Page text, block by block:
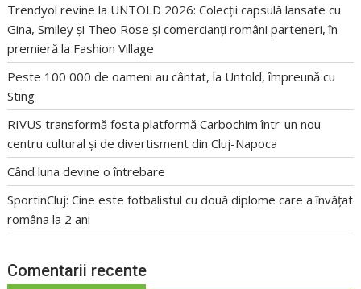
Trendyol revine la UNTOLD 2026: Colecții capsulă lansate cu
Gina, Smiley și Theo Rose și comercianți români parteneri, în
premieră la Fashion Village
Peste 100 000 de oameni au cântat, la Untold, împreună cu
Sting
RIVUS transformă fosta platformă Carbochim într-un nou
centru cultural și de divertisment din Cluj-Napoca
Când luna devine o întrebare
SportinCluj: Cine este fotbalistul cu două diplome care a învățat
româna la 2 ani
Comentarii recente